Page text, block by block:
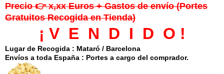
Precio 👉 x,xx Euros + Gastos de envío (Portes
Gratuitos Recogida en Tienda)
¡ V E N D I D O !
Lugar de Recogida : Mataró / Barcelona
Envíos a toda España : Portes a cargo del comprador.